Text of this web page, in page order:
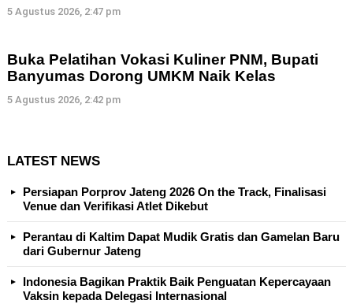
5 Agustus 2026, 2:47 pm
Buka Pelatihan Vokasi Kuliner PNM, Bupati
Banyumas Dorong UMKM Naik Kelas
5 Agustus 2026, 2:42 pm
LATEST NEWS
Persiapan Porprov Jateng 2026 On the Track, Finalisasi
Venue dan Verifikasi Atlet Dikebut
Perantau di Kaltim Dapat Mudik Gratis dan Gamelan Baru
dari Gubernur Jateng
Indonesia Bagikan Praktik Baik Penguatan Kepercayaan
Vaksin kepada Delegasi Internasional